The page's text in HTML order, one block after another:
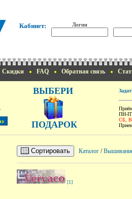
Кабинет: Логин
Скидки FAQ Обратная связь
ВЫБЕРИ
ПОДАРОК
ПН-
СБ,
Сортировать Каталог /
[1]